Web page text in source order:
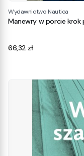
Wydawnictwo Nautica
Manewry w porcie
Cena
66,32 zł